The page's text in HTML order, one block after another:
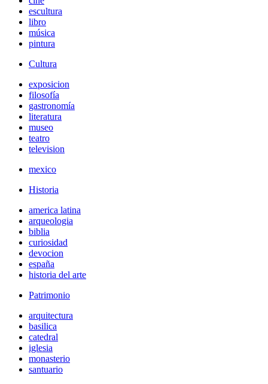
escultura
libro
música
pintura
Cultura
exposicion
filosofía
gastronomía
literatura
museo
teatro
television
mexico
Historia
america latina
arqueologia
biblia
curiosidad
devocion
españa
historia del arte
Patrimonio
arquitectura
basilica
catedral
iglesia
monasterio
santuario